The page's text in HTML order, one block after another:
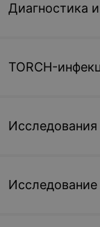
Диагностика
TORCH-
Исследование